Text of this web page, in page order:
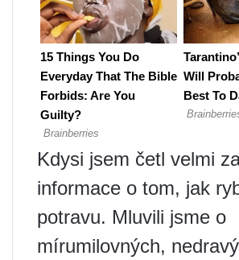
Kdysi jsem četl velmi
informace o tom, jak
potravu. Mluvili jsme o
mírumilovných,